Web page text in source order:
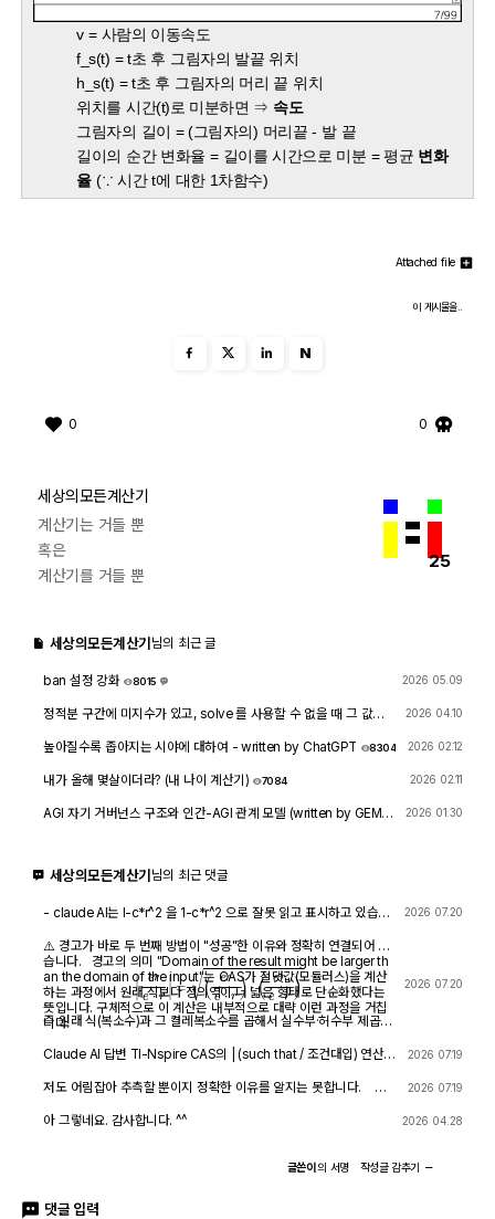
v = 사람의 이동속도
f_s(t) = t초 후 그림자의 발끝 위치
h_s(t) = t초 후 그림자의 머리 끝 위치
위치를 시간(t)로 미분하면 ⇒ 속도
그림자의 길이 = (그림자의) 머리끝 - 발 끝
길이의 순간 변화율 = 길이를 시간으로 미분 = 평균 변화
율(∵ 시간 t에 대한 1차함수)
Attached file
이 게시물을..
N
0 0
25
세상의모든계산기
계산기는 거들 뿐
혹은
계산기를 거들 뿐
세상의모든계산기 님의 최근 글
ban 설정 강화
8015
2026 05.09
정적분 구간에 미지수가 있고, solve 를 사용할 수 없을 때 그 값을
2026 04.10
높아질수록 좁아지는 시야에 대하여 - written by ChatGPT 8304 2026 02.12
내가 올해 몇살이더라? (내 나이 계산기) 7084 2026 02.11
AGI 자기 거버넌스 구조와 인간-AGI 관계 모델 (written by GEMIN
2026 01.30
세상의모든계산기 님의 최근 댓글
- claude AI는 l-c*r^2 을 1-c*r^2 으로 잘못 읽고 표시하고 있습니
해 보아도 결과는 바뀌지 않습니다.
2026 07.20
⚠️ 경고가 바로 두 번째 방법이 "성공"한 이유와 정확히 연결되어 있
습니다. 경고의 의미 "Domain of the result might be larger th
an the domain of the input"는 CAS가 절댓값(모듈러스)을 계산
하는 과정에서 원래 식보다 정의역이 더 넓은 형태로 단순화했다는
뜻입니다. 구체적으로 이 계산은 내부적으로 대략 이런 과정을 거칩
니다.
|ere⋅r|=(ere⋅r)⋅(ere⋅r)―
즉 원래 식(복소수)과 그 켤레복소수를 곱해서 실수부·허수부 제곱합
√(x²) → x 또는 √a·√b → √(ab) 같은 규칙들이 쓰이는데, 이런
이 조건들을 일일이 다 추적하지 않고 넘어가면서, 원래는 (e≠0, r+l
·ω·i ≠ 0 등) 복소수 특유의 좁은 정의역을 가진 식을, r, l, ω가 어떤
실수여도(부호 무관하게) 정의되는 1/√(r²+l²·ω²)라는 더 넓은 정의
역의 식으로 바꿔버린 것입니다. CAS는 이 손실을 감지하고 경고를
가지고 있던 정의역 제약 정보(부호 조건, i 관련 조건 등)를 이미 버
끄럽게 만드는 원인입니다. 첫 번째 시도에서는 i가 살아있는 원래 식
2026 07.20
Claude AI 답변 TI-Nspire CAS의 | (such that / 조건대입) 연산자
다. 대입 후에 처음부터 다시 "실수부/허수부 분리, 유리화" 같은 재간
의 핵심입니다. 첫 번째 경우 (|er/(e·r)| | con_1 and con → 실패) 이
시점의 식은 아직 r + l·ω·i 형태의 복소수 그대로입니다 (i가 살아있
되어 있지 않습니다. 그래서 CAS는 i와 이 무리식을 더 정리(유리화,
2026 07.19
저도 어림잡아 추측할 뿐이지 정확한 이유를 알지는 못합니다. 질
nnet 5) AI에 넣어 보니 claude AI 가 제일 합리적인 답변을 주어서
2026 07.19
아 그렇네요. 감사합니다. ^^ 2026 04.28
글쓴이 의 서명 작성글감추기
댓글 입력